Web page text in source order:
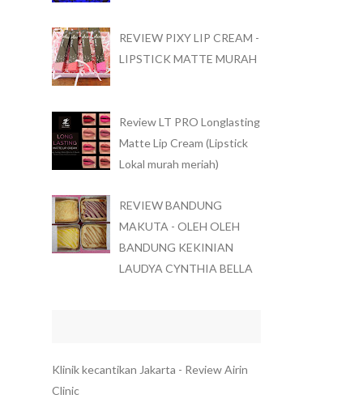
REVIEW PIXY LIP CREAM -
LIPSTICK MATTE MURAH
Review LT PRO Longlasting
Matte Lip Cream (Lipstick
Lokal murah meriah)
REVIEW BANDUNG
MAKUTA - OLEH OLEH
BANDUNG KEKINIAN
LAUDYA CYNTHIA BELLA
Klinik kecantikan Jakarta - Review Airin
Clinic